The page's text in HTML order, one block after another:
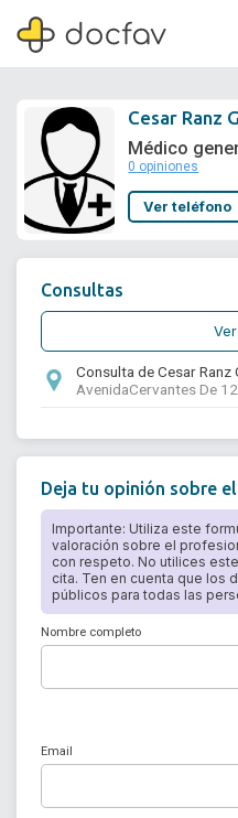
Cesar Ranz
Médico
0 opiniones
Ver teléfono
Consultas
Consulta de Cesar Ranz
AvenidaCervantes De 12
Deja tu opinión sobre
Importante: Utiliza este
valoración sobre el
con respeto. No utilices
cita. Ten en cuenta que los
públicos para todas las
Nombre completo
Email